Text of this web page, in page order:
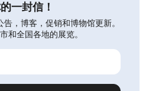
一封信！
，博客，促销和博物馆更新。
和全国各地的展览。